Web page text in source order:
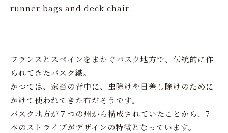
runner bags and deck chair.
フランスとスペインをまたぐバスク地方で、伝統的に作
られてきたバスク織。
かつては、家畜の背中に、虫除けや日差し除けのために
かけて使われてきた布だそうです。
バスク地方が７つの州から構成されていたことから、7
本のストライプがデザインの特徴となっています。